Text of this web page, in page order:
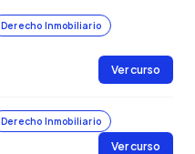
Derecho Inmobiliario
Ver curso
Derecho Inmobiliario
Ver curso